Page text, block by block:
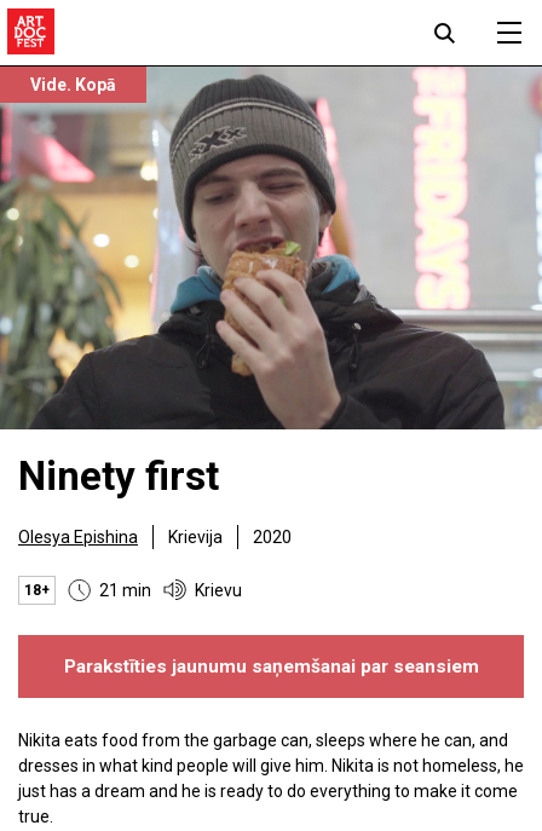
Vide. Kopā
Ninety first
Olesya Epishina Krievija 2020
18+ 21 min Krievu
Parakstīties jaunumu saņemšanai par seansiem
Nikita eats food from the garbage can, sleeps where he can, and
dresses in what kind people will give him. Nikita is not homeless, he
just has a dream and he is ready to do everything to make it come
true.